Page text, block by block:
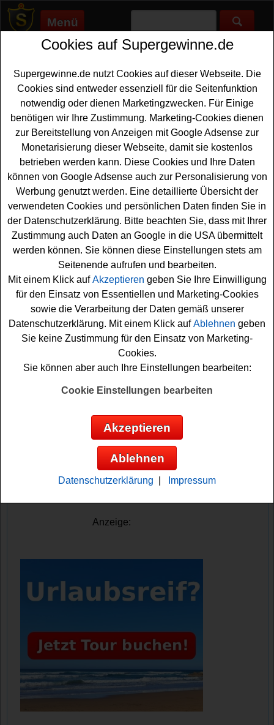
Menü
Supergewinne.de>Gewinnspiele>Technik Gewinnspiele>
Anzeige:
Anzeige:
E-Piano Test Gewinnspiel -
Keyboard gewinnen
Suchen Sie nach dem idealen Start in die Welt des
Klavierspiels? Dann könnte das aktuelle E-Piano Test
Gewinnspiel genau das Richtige für Sie sein. Denn dort
haben Sie die exklusive Chance, ein hochwertiges
Alesis Recital PlayKeyboard gewinnenzu können - das
ultimative Anfänger-Keyboard, das für seinen Komfort
und seine Vielseitigkeit geschätzt wird.
Die Teilnahme am E-Piano Test Gewinnspiel ist denkbar
einfach und kostenlos. Um an der Verlosung
teilzunehmen, müssen Sie lediglich aktiver Abonnent des
kostenlosen E-Piano Test-Newsletters sein. Falls Sie
noch nicht dazu gehören, können Sie sich jetzt
unkompliziert anmelden und sich damit Ihre
Gewinnchance auf das Alesis Recital Play sichern.
gewinnen zu können und Ihre musikalische
beginnen. Wir wünschen Ihnen viel Glück bei der
E-Piano Test verlost ein Alesis Recital
Anzeige:
Cookies auf Supergewinne.de
Supergewinne.de nutzt Cookies auf dieser Webseite. Die
Cookies sind entweder essenziell für die Seitenfunktion
notwendig oder dienen Marketingzwecken. Für Einige
benötigen wir Ihre Zustimmung. Marketing-Cookies dienen
zur Bereitstellung von Anzeigen mit Google Adsense zur
Monetarisierung dieser Webseite, damit sie kostenlos
betrieben werden kann. Diese Cookies und Ihre Daten
können von Google Adsense auch zur Personalisierung von
Werbung genutzt werden. Eine detaillierte Übersicht der
verwendeten Cookies und persönlichen Daten finden Sie in
der Datenschutzerklärung. Bitte beachten Sie, dass mit Ihrer
Zustimmung auch Daten an Google in die USA übermittelt
werden können. Sie können diese Einstellungen stets am
Seitenende aufrufen und bearbeiten.
Mit einem Klick aufAkzeptieren geben Sie Ihre Einwilligung
für den Einsatz von Essentiellen und Marketing-Cookies
sowie die Verarbeitung der Daten gemäß unserer
Datenschutzerklärung. Mit einem Klick aufAblehnen geben
Sie keine Zustimmung für den Einsatz von Marketing-
Cookies.
Sie können aber auch Ihre Einstellungen bearbeiten:
Cookie Einstellungen bearbeiten
Akzeptieren
Ablehnen
Datenschutzerklärung Impressum